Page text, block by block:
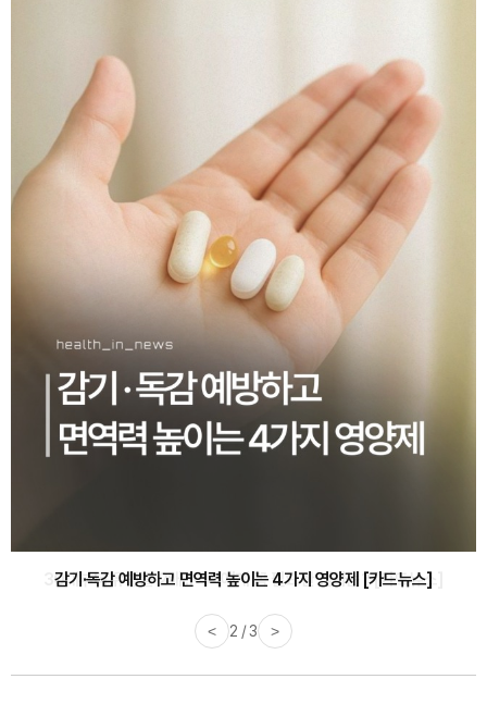
감기·독감 예방하고 면역력 높이는 4가지 영양제 [카드뉴스]
< 3 / 3 >